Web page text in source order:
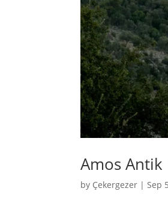
Amos Antik
by Çekergezer |Sep